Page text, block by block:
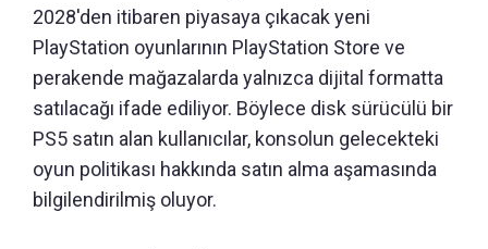
2028'den itibaren piyasaya çıkacak yeni
PlayStation oyunlarının PlayStation Store ve
perakende mağazalarda yalnızca dijital formatta
satılacağı ifade ediliyor. Böylece disk sürücülü bir
PS5 satın alan kullanıcılar, konsolun gelecekteki
oyun politikası hakkında satın alma aşamasında
bilgilendirilmiş oluyor.